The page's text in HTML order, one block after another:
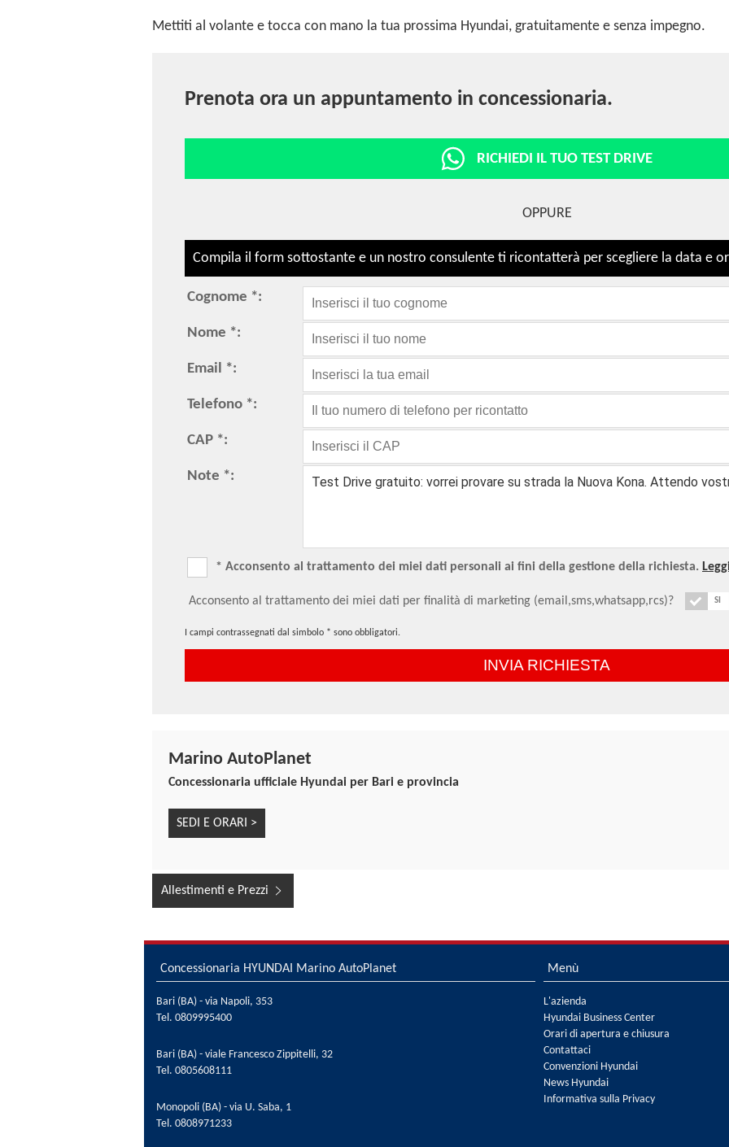
Mettiti al volante e tocca con mano la tua prossima Hyundai, gratuitamente e senza impegno.
Prenota ora un appuntamento in concessionaria.
RICHIEDI IL TUO TEST DRIVE
OPPURE
Compila il form sottostante e un nostro consulente ti ricontatterà per scegliere la data e
Cognome *:
Nome *:
Email *:
Telefono *:
CAP *:
Note *:
* Acconsento al trattamento dei miei dati personali ai fini della gestione della richiesta.
Acconsento al trattamento dei miei dati per finalità di marketing (email,sms,whatsapp,rcs)? SI
I campi contrassegnati dal simbolo * sono obbligatori.
Marino AutoPlanet
Concessionaria ufficiale Hyundai per Bari e provincia
SEDI E ORARI >
Allestimenti e Prezzi
Concessionaria HYUNDAI Marino AutoPlanet
Bari (BA) - via Napoli, 353
Tel. 0809995400
Bari (BA) - viale Francesco Zippitelli, 32
Tel. 0805608111
Monopoli (BA) - via U. Saba, 1
Tel. 0808971233
Menù
L'azienda
Hyundai Business Center
Orari di apertura e chiusura
Contattaci
Convenzioni Hyundai
News Hyundai
Informativa sulla Privacy